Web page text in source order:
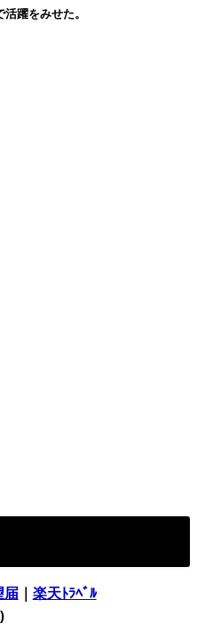
躍をみせた。
届｜ 楽天ﾄﾗﾍﾞﾙ